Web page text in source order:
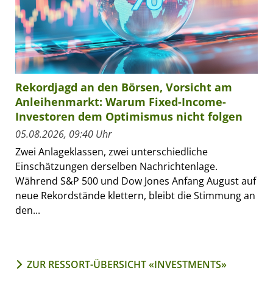
Rekordjagd an den Börsen, Vorsicht am
Anleihenmarkt: Warum Fixed-Income-
Investoren dem Optimismus nicht folgen
05.08.2026, 09:40 Uhr
Zwei Anlageklassen, zwei unterschiedliche
Einschätzungen derselben Nachrichtenlage.
Während S&P 500 und Dow Jones Anfang August auf
neue Rekordstände klettern, bleibt die Stimmung an
den...
ZUR RESSORT-ÜBERSICHT «INVESTMENTS»